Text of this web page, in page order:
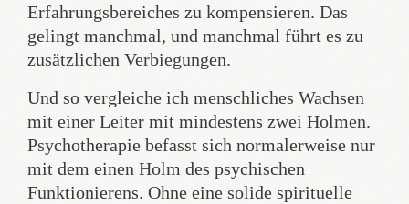
Erfahrungsbereiches zu kompensieren. Das
gelingt manchmal, und manchmal führt es zu
zusätzlichen Verbiegungen.
Und so vergleiche ich menschliches Wachsen
mit einer Leiter mit mindestens zwei Holmen.
Psychotherapie befasst sich normalerweise nur
mit dem einen Holm des psychischen
Funktionierens. Ohne eine solide spirituelle